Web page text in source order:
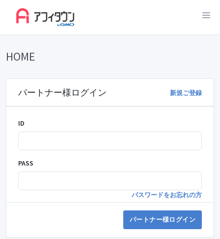
HOME
パートナー様ログイン 新規ご登録
ID
PASS
パスワードをお忘れの方